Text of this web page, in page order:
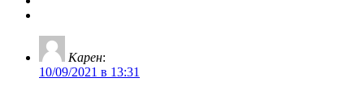
Карен:
10/09/2021 в 13:31